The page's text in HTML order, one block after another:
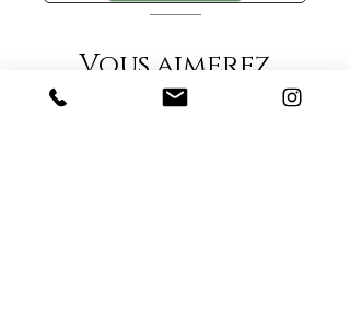
Vous aimerez
aussi